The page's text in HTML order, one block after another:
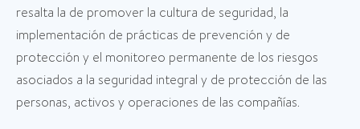
resalta la de promover la cultura de seguridad, la
implementación de prácticas de prevención y de
protección y el monitoreo permanente de los riesgos
asociados a la seguridad integral y de protección de las
personas, activos y operaciones de las compañías.